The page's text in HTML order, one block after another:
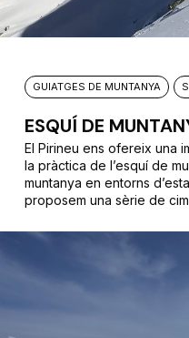
GUIATGES DE MUNTANYA
ESQUÍ DE
El Pirineu ens ofereix una
la pràctica de l’esquí de
muntanya en entorns
proposem una sèrie de